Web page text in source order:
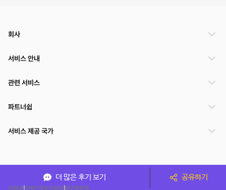
더 많은 후기 보기 공유하기
회사
서비스 안내
관련 서비스
파트너쉽
서비스 제공 국가
이용약관개인정보처리방침운영정책